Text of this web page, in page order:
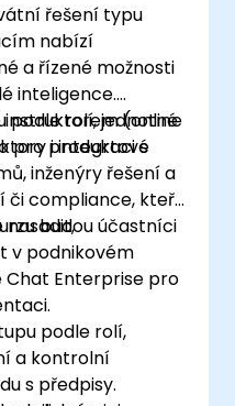
řešení typu
nabízí
a řízené možnosti
inteligence.
podle rolí, jednotné
i integraci s
instruktorem (online
pro produktové
inženýry řešení a
či compliance, kteří
nasadit,
v podnikovém
budou účastníci
Chat Enterprise pro
podle rolí,
a kontrolní
s předpisy.